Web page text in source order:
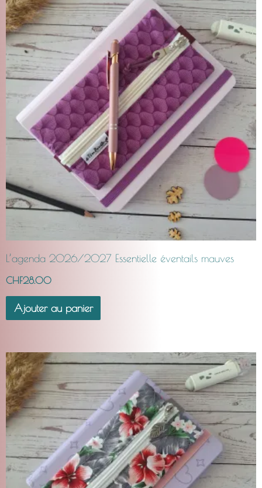
L’agenda 2026/2027 Essentielle éventails mauves
CHF28.00
Ajouter au panier